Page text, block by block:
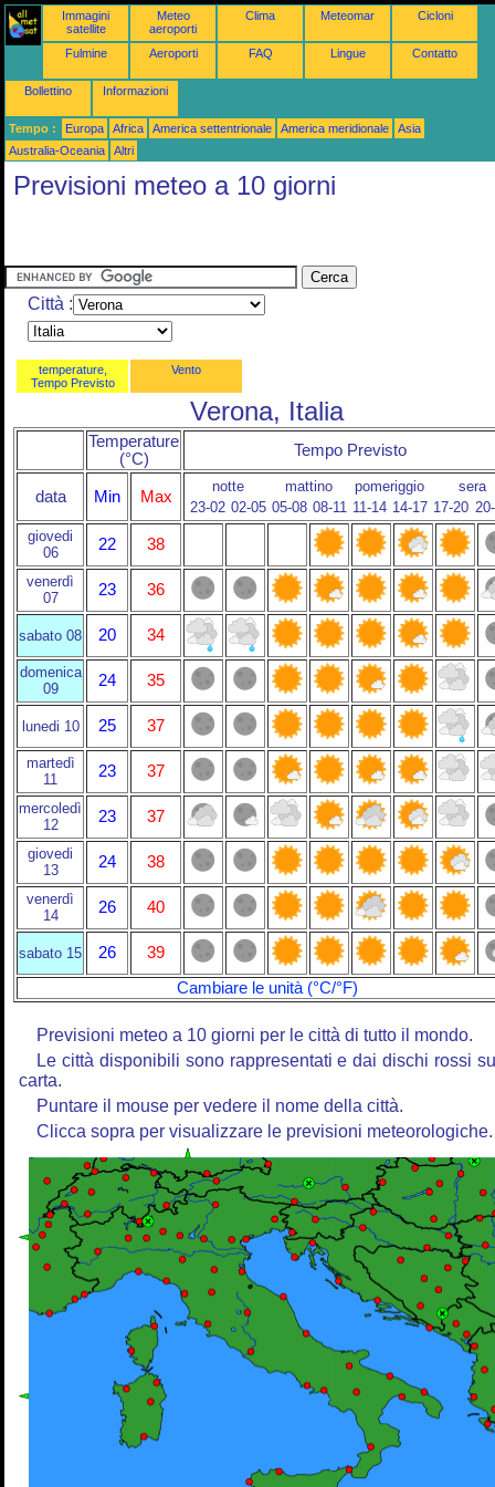
Immagini
satellite
Meteo
aeroporti
Clima Meteomar Cicloni
Fulmine Aeroporti FAQ Lingue Contatto
Bollettino Informazioni
Tempo : Europa Africa America settentrionale America meridionale
Asia
Australia-Oceania
Altri
Previsioni meteo a 10 giorni
Città :
temperature,
Tempo Previsto
Vento
Verona, Italia
Temperature
(°C)
Tempo Previsto
data Min Max
notte mattino pomeriggio
sera
23-02 02-05 05-08 08-11 11-14 14-17 17-20
giovedi
06
22 38
venerdì
07
23 36
sabato 08 20 34
domenica
09
24 35
lunedi 10 25 37
martedì
11
23 37
mercoledì
12
23 37
giovedi
13
24 38
venerdì
14
26 40
sabato 15 26
39
Cambiare le unità (°C/°F)
Previsioni meteo a 10 giorni per le città di tutto il mondo.
Le città disponibili sono rappresentati e dai dischi rossi
carta.
Puntare il mouse per vedere il nome della città.
Clicca sopra per visualizzare le previsioni meteorologiche.